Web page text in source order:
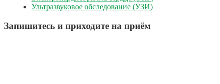
Ультразвуковое обследование (УЗИ)
Запишитесь и приходите на приём